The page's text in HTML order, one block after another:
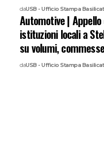
daUSB - Ufficio Stampa
Automotive |
istituzioni locali a
su volumi,
daUSB - Ufficio Stampa